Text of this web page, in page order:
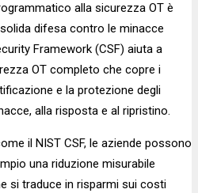
alla sicurezza OT è
difesa contro le minacce
Framework (CSF) aiuta a
OT completo che copre i
e la protezione degli
alla risposta e al ripristino.
il NIST CSF, le aziende possono
una riduzione misurabile
si traduce in risparmi sui costi